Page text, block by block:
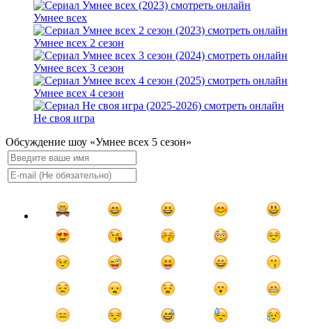
Умнее всех
Умнее всех 2 сезон
Умнее всех 3 сезон
Умнее всех 4 сезон
Не своя игра
Обсуждение шоу «Умнее всех 5 сезон»